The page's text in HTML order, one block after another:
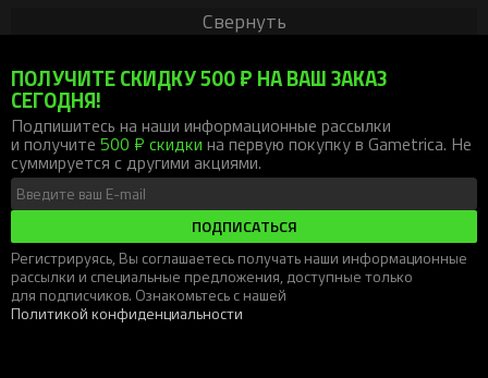
Свернуть
ПОЛУЧИТЕ СКИДКУ 500 ₽ НА ВАШ ЗАКАЗ
СЕГОДНЯ!
Подпишитесь на наши информационные рассылки
и получите 500 ₽ скидкина первую покупку в Gametrica. Не
суммируется с другими акциями.
ПОДПИСАТЬСЯ
Регистрируясь, Вы соглашаетесь получать наши информационные
рассылки и специальные предложения, доступные только
для подписчиков. Ознакомьтесь с нашей
Политикой конфиденциальности